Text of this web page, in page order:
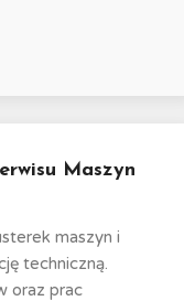
Maszyn
maszyn i
techniczną.
oraz prac